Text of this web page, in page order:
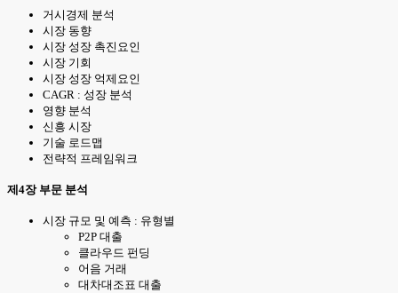
거시경제 분석
시장 동향
시장 성장 촉진요인
시장 기회
시장 성장 억제요인
CAGR : 성장 분석
영향 분석
신흥 시장
기술 로드맵
전략적 프레임워크
제4장 부문 분석
시장 규모 및 예측 : 유형별
P2P 대출
클라우드 펀딩
어음 거래
대차대조표 대출